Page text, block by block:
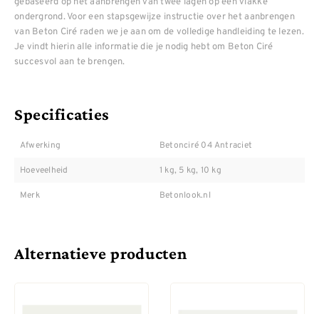
ondergrond. Voor een stapsgewijze instructie over het aanbrengen
van Beton Ciré raden we je aan om de volledige handleiding te lezen.
Je vindt hierin alle informatie die je nodig hebt om Beton Ciré
succesvol aan te brengen.
Specificaties
Afwerking Betonciré 04 Antraciet
Hoeveelheid 1 kg, 5 kg, 10 kg
Merk Betonlook.nl
Alternatieve producten